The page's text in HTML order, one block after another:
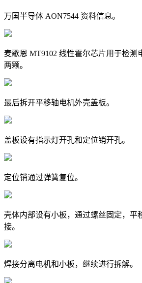
万国半导体 AON7544 资料信息。
麦歌恩 MT9102 线性霍尔芯片用于检测
两颗。
最后拆开平移轴电机外壳盖板。
盖板设有指示灯开孔和定位销开孔。
定位销通过弹簧复位。
壳体内部设有小板，通过螺丝固定，平
接。
焊接分离电机和小板，继续进行拆解。